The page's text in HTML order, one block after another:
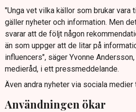
"Unga vet vilka källor som brukar vara
gäller nyheter och information. Men
svarar att de följt någon
än som uppger att de litar på
influencers", säger Yvonne
medieråd, i ett pressmeddelande.
Även andra nyheter via sociala
Användningen ökar